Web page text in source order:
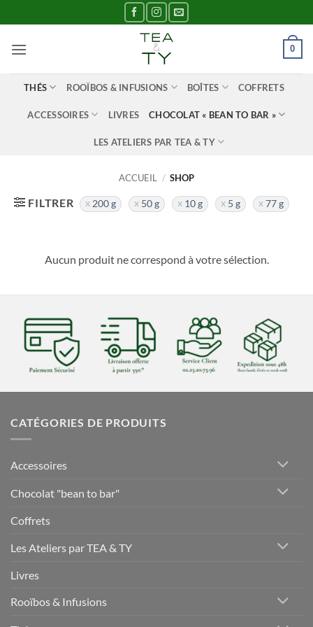
au
contenu
0
THÉS ROOÏBOS & INFUSIONS BOÎTES COFFRETS
ACCESSOIRES LIVRES CHOCOLAT « BEAN TO BAR »
LES ATELIERS PAR TEA & TY
ACCUEIL / SHOP
FILTRER 200 g 50 g 10 g 5 g 77 g
Aucun produit ne correspond à votre sélection.
CATÉGORIES DE PRODUITS
Accessoires
Chocolat "bean to bar"
Coffrets
Les Ateliers par TEA & TY
Livres
Rooïbos & Infusions